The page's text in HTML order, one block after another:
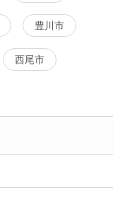
豊川市
西尾市